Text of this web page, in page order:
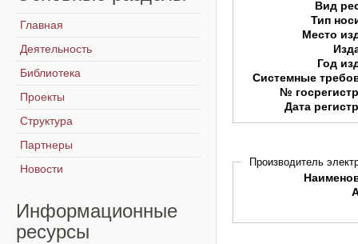
Вид
Тип
Место
Год
Системные
№
Дата
Производитель
Главная
Деятельность
Библиотека
Проекты
Структура
Партнеры
Новости
Информационные
ресурсы